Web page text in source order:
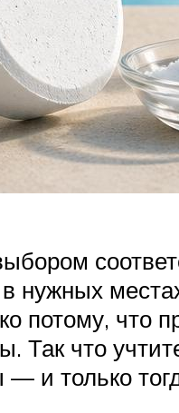
нужных
потому, что
Так что
и только